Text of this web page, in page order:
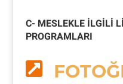
C- MESLEKLE İLGİLİ
PROGRAMLARI
